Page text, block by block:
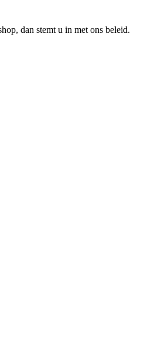
dan stemt u in met ons beleid.